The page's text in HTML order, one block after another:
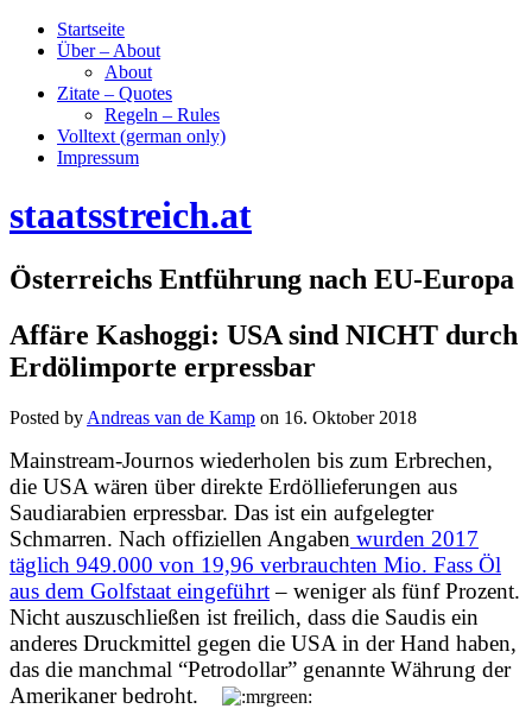
Startseite
Über – About
About
Zitate – Quotes
Regeln – Rules
Volltext (german only)
Impressum
staatsstreich.at
Österreichs Entführung nach EU-Europa
Affäre Kashoggi: USA sind NICHT durch
Erdölimporte erpressbar
Posted by Andreas van de Kamp on 16. Oktober 2018
Mainstream-Journos wiederholen bis zum Erbrechen,
die USA wären über direkte Erdöllieferungen aus
Saudiarabien erpressbar. Das ist ein aufgelegter
Schmarren. Nach offiziellen Angaben wurden 2017
täglich 949.000 von 19,96 verbrauchten Mio. Fass Öl
aus dem Golfstaat eingeführt– weniger als fünf Prozent.
Nicht auszuschließen ist freilich, dass die Saudis ein
anderes Druckmittel gegen die USA in der Hand haben,
das die manchmal “Petrodollar” genannte Währung der
Amerikaner bedroht.